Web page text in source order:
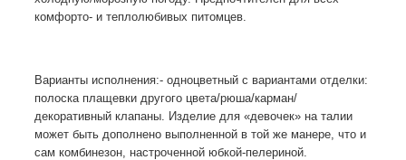
комфорто- и теплолюбивых питомцев.
Варианты исполнения:- одноцветный с вариантами отделки:
полоска плащевки другого цвета/рюша/карман/
декоративный клапаны. Изделие для «девочек» на талии
может быть дополнено выполненной в той же манере, что и
сам комбинезон, настроченной юбкой-пелериной.